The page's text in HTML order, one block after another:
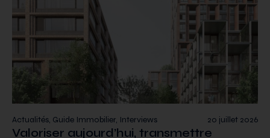
20 juillet 2026
Actualités, Guide Immobilier, Interviews
Valoriser aujourd’hui, transmettre